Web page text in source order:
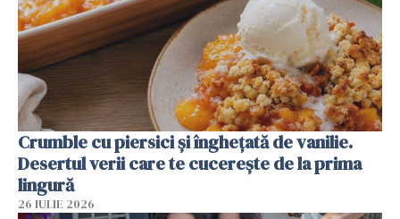
Crumble cu piersici și înghețată de vanilie.
Desertul verii care te cucerește de la prima
lingură
26 IULIE 2026